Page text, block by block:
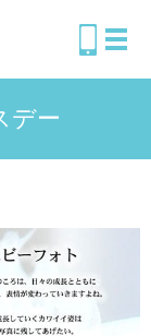
メ
デー